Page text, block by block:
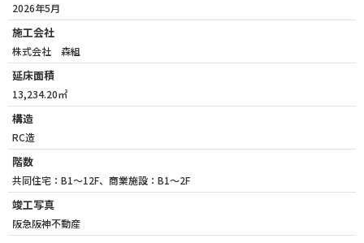
2026年5月
施工会社
株式会社 森組
延床面積
13,234.20㎡
構造
RC造
階数
共同住宅：B1～12F、商業施設：B1～2F
竣工写真
阪急阪神不動産